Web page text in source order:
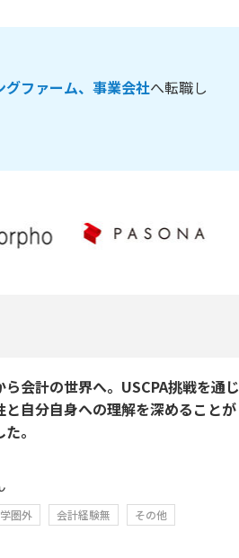
ファーム、事業会社へ転職し
ら会計の世界へ。USCPA挑戦を通じ
と自分自身への理解を深めることが
。
圏外 会計経験無
その他